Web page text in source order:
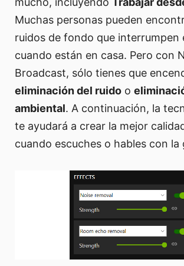
Muchas personas pueden
ruidos de fondo que interrumpen
cuando están en casa. Pero con
Broadcast, sólo tienes que
eliminación del ruido o
ambiental. A continuación, la
te ayudará a crear la mejor
cuando escuches o hables con la